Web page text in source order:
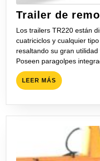
Trailer de
Los trailers TR220 están
cuatriciclos y cualquier
resaltando su gran
Poseen paragolpes
LEER MÁS LEER
MÁS